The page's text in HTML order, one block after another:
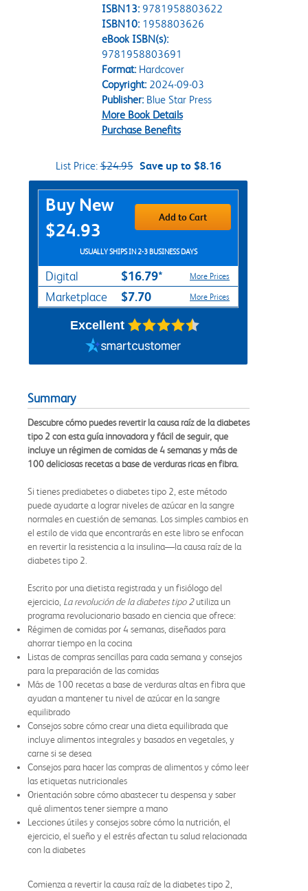
ISBN13: 9781958803622
ISBN10: 1958803626
eBook ISBN(s):
9781958803691
Format:Hardcover
Copyright:2024-09-03
Publisher:Blue Star Press
More Book Details
Purchase Benefits
List Price:$24.95 Save up to $8.16
Purchase Options
Buy New
$24.93
Add to Cart
USUALLY SHIPS IN 2-3 BUSINESS DAYS
Digital $16.79* More Prices
Marketplace $7.70 More Prices
Excellent
Summary
Descubre cómo puedes revertir la causa raíz de la diabetes
tipo 2 con esta guía innovadora y fácil de seguir, que
incluye un régimen de comidas de 4 semanas y más de
100 deliciosas recetas a base de verduras ricas en fibra.
Si tienes prediabetes o diabetes tipo 2, este método
puede ayudarte a lograr niveles de azúcar en la sangre
normales en cuestión de semanas. Los simples cambios en
el estilo de vida que encontrarás en este libro se enfocan
en revertir la resistencia a la insulina—la causa raíz de la
diabetes tipo 2.
Escrito por una dietista registrada y un fisiólogo del
ejercicio, La revolución de la diabetes tipo 2utiliza un
programa revolucionario basado en ciencia que ofrece:
Régimen de comidas por 4 semanas, diseñados para
ahorrar tiempo en la cocina
Listas de compras sencillas para cada semana y consejos
para la preparación de las comidas
Más de 100 recetas a base de verduras altas en fibra que
ayudan a mantener tu nivel de azúcar en la sangre
equilibrado
Consejos sobre cómo crear una dieta equilibrada que
incluye alimentos integrales y basados en vegetales, y
carne si se desea
Consejos para hacer las compras de alimentos y cómo leer
las etiquetas nutricionales
Orientación sobre cómo abastecer tu despensa y saber
qué alimentos tener siempre a mano
Lecciones útiles y consejos sobre cómo la nutrición, el
ejercicio, el sueño y el estrés afectan tu salud relacionada
con la diabetes
Comienza a revertir la causa raíz de la diabetes tipo 2,